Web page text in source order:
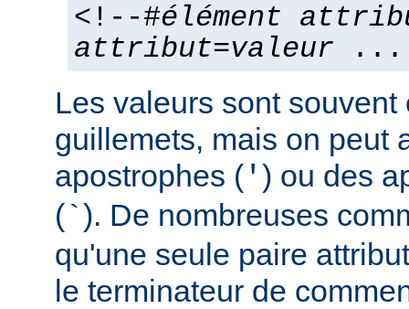
<!--#élément
attribut=valeur ...
Les valeurs sont souvent
guillemets, mais on peut
apostrophes ( ' ) ou des
(`). De nombreuses
qu'une seule paire
le terminateur de